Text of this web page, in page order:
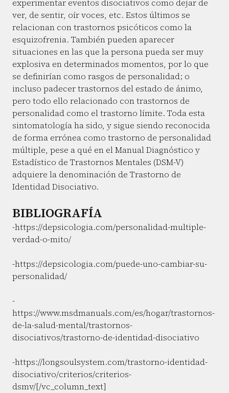
experimentar eventos disociativos como dejar de
ver, de sentir, oír voces, etc. Estos últimos se
relacionan con trastornos psicóticos como la
esquizofrenia. También pueden aparecer
situaciones en las que la persona pueda ser muy
explosiva en determinados momentos, por lo que
se definirían como rasgos de personalidad; o
incluso padecer trastornos del estado de ánimo,
pero todo ello relacionado con trastornos de
personalidad como el trastorno límite. Toda esta
sintomatología ha sido, y sigue siendo reconocida
de forma errónea como trastorno de personalidad
múltiple, pese a qué en el Manual Diagnóstico y
Estadístico de Trastornos Mentales (DSM-V)
adquiere la denominación de Trastorno de
Identidad Disociativo.
BIBLIOGRAFÍA
-https://depsicologia.com/personalidad-multiple-
verdad-o-mito/
-https://depsicologia.com/puede-uno-cambiar-su-
personalidad/
-
https://www.msdmanuals.com/es/hogar/trastornos-
de-la-salud-mental/trastornos-
disociativos/trastorno-de-identidad-disociativo
-https://longsoulsystem.com/trastorno-identidad-
disociativo/criterios/criterios-
dsmv/[/vc_column_text]